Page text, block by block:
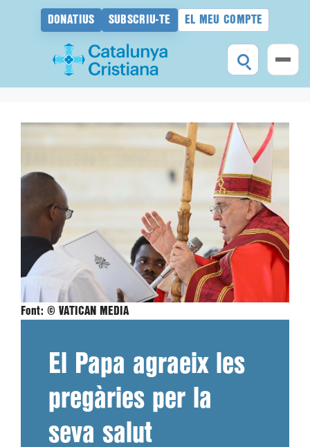
DONATIUS SUBSCRIU-TE EL MEU COMPTE
Font: © VATICAN MEDIA
El Papa agraeix les
pregàries per la
seva salut